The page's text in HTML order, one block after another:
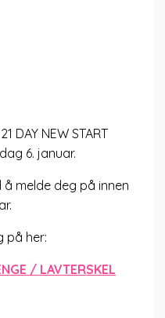
DAY NEW START
6. januar.
melde deg på innen
på her:
/ LAVTERSKEL